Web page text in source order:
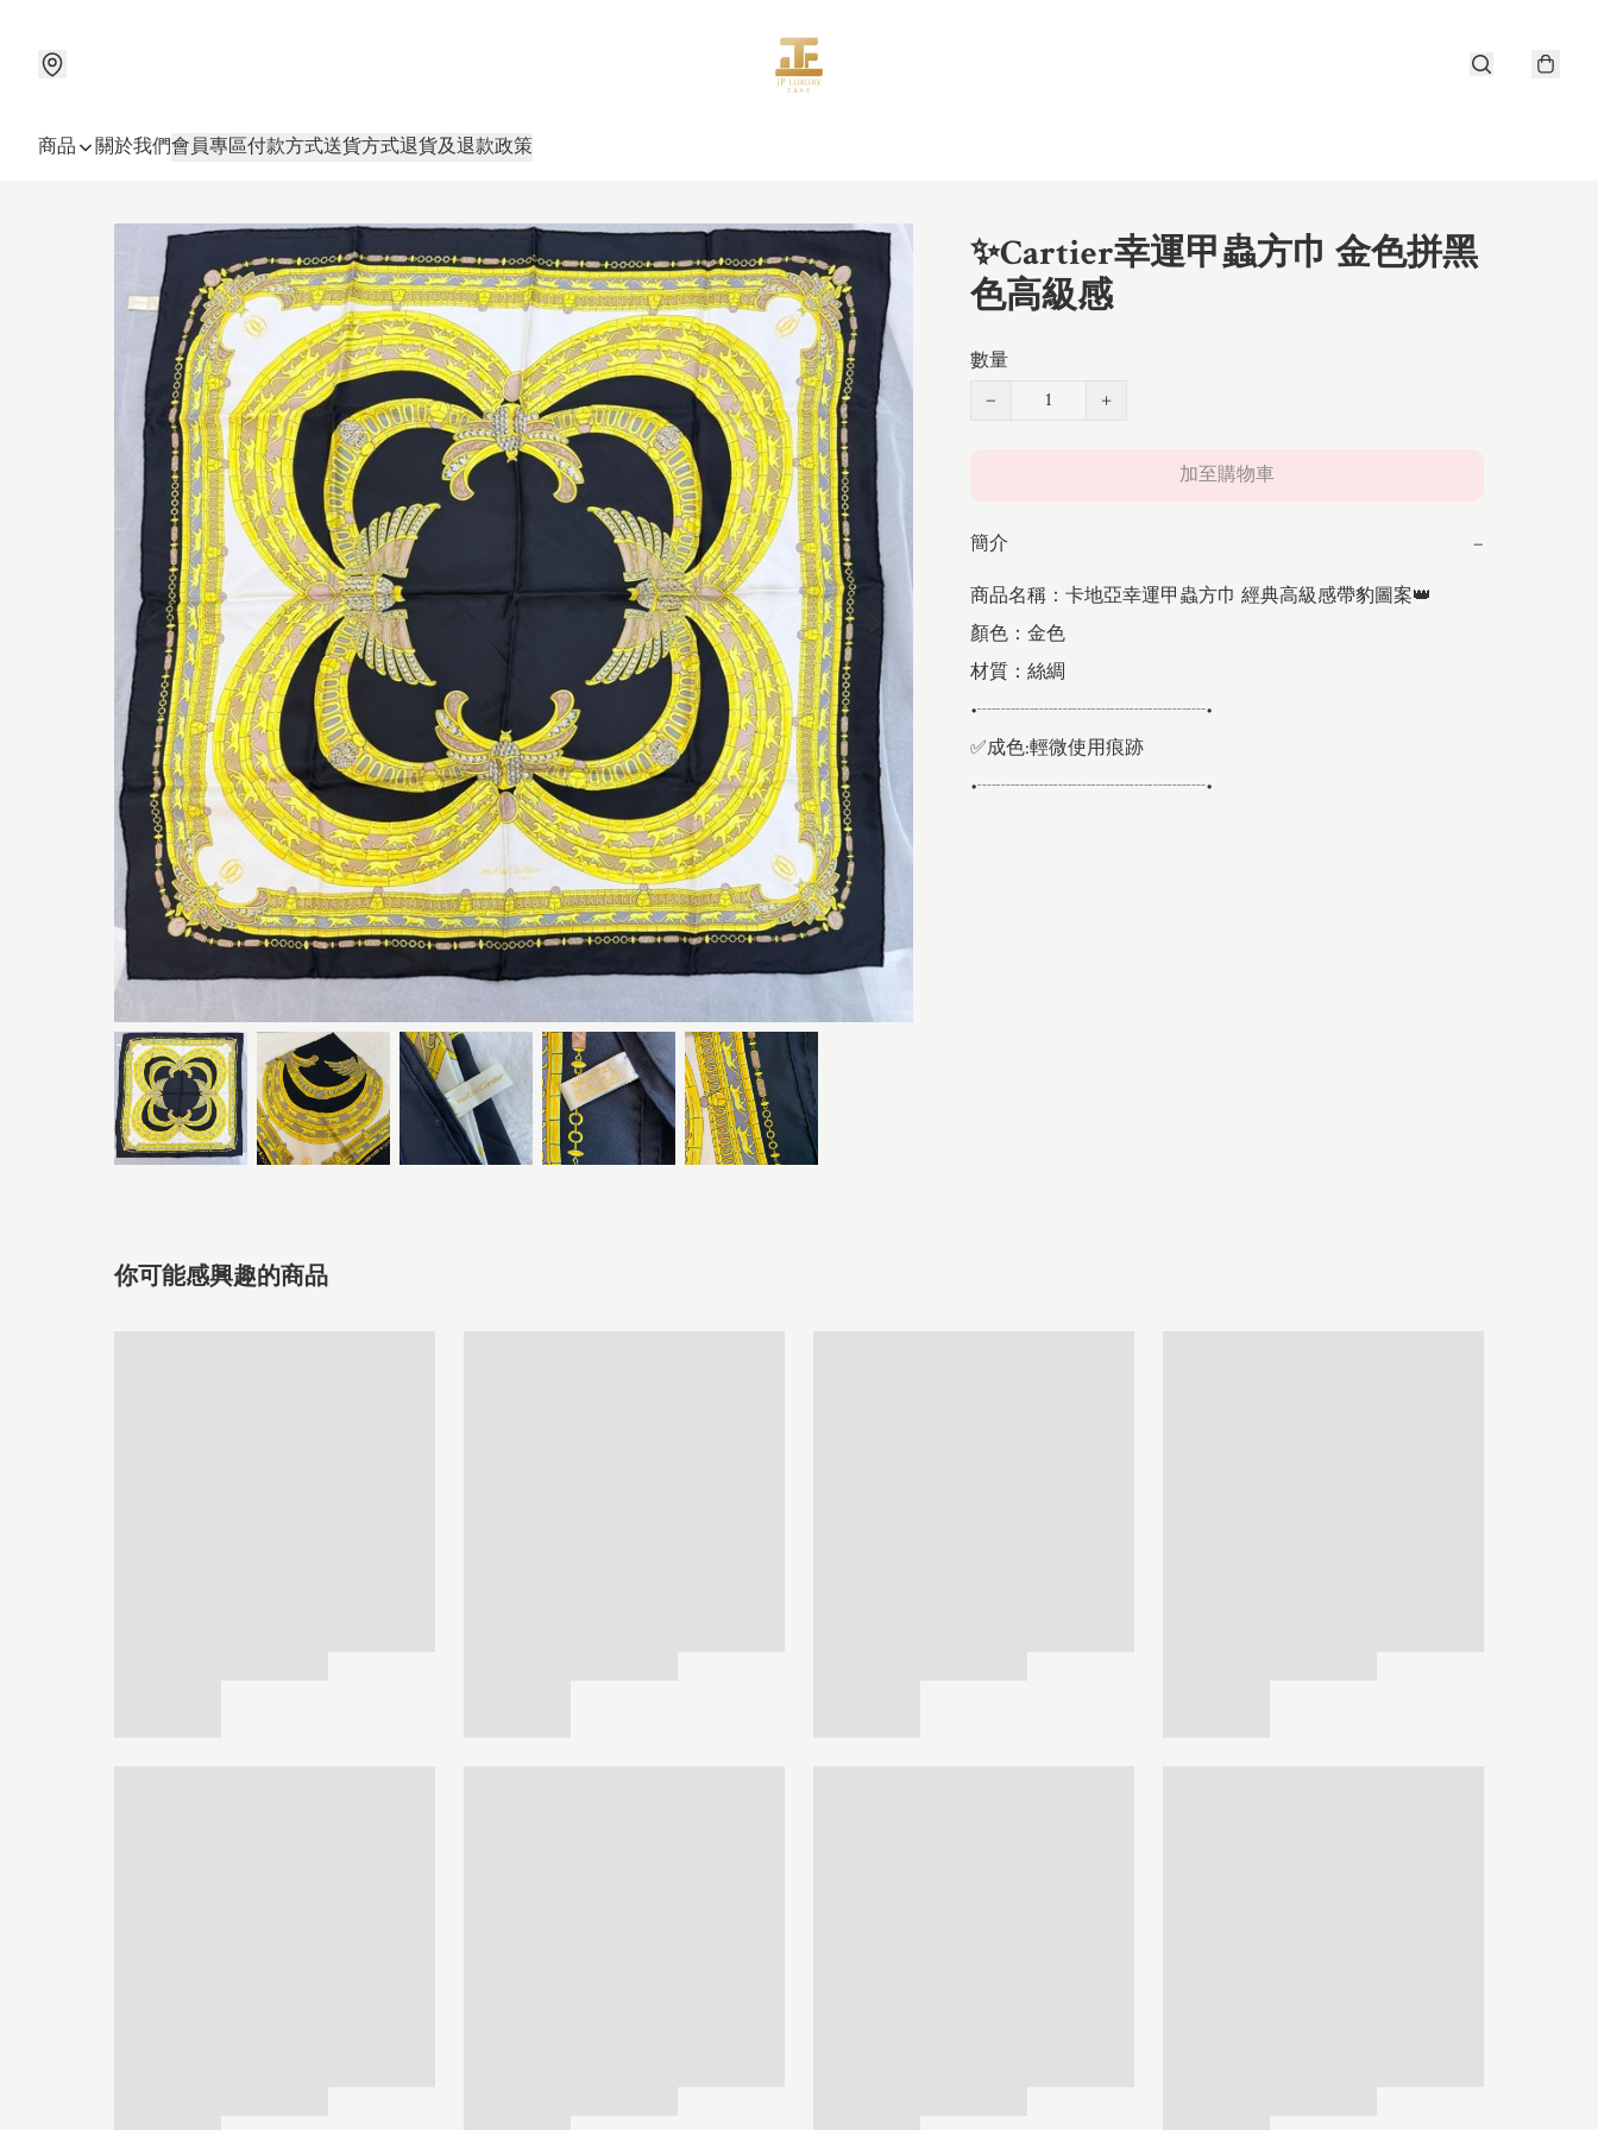
商品 關於我們會員專區付款方式送貨方式退貨及退款政策
✨Cartier幸運甲蟲方巾 金色拼黑
色高級感
數量
−
+
加至購物車
簡介 −
商品名稱：卡地亞幸運甲蟲方巾 經典高級感帶豹圖案👑
顏色：金色
材質：絲綢
•┈┈┈┈┈┈┈┈┈┈┈┈•
✅成色:輕微使用痕跡
•┈┈┈┈┈┈┈┈┈┈┈┈•
你可能感興趣的商品